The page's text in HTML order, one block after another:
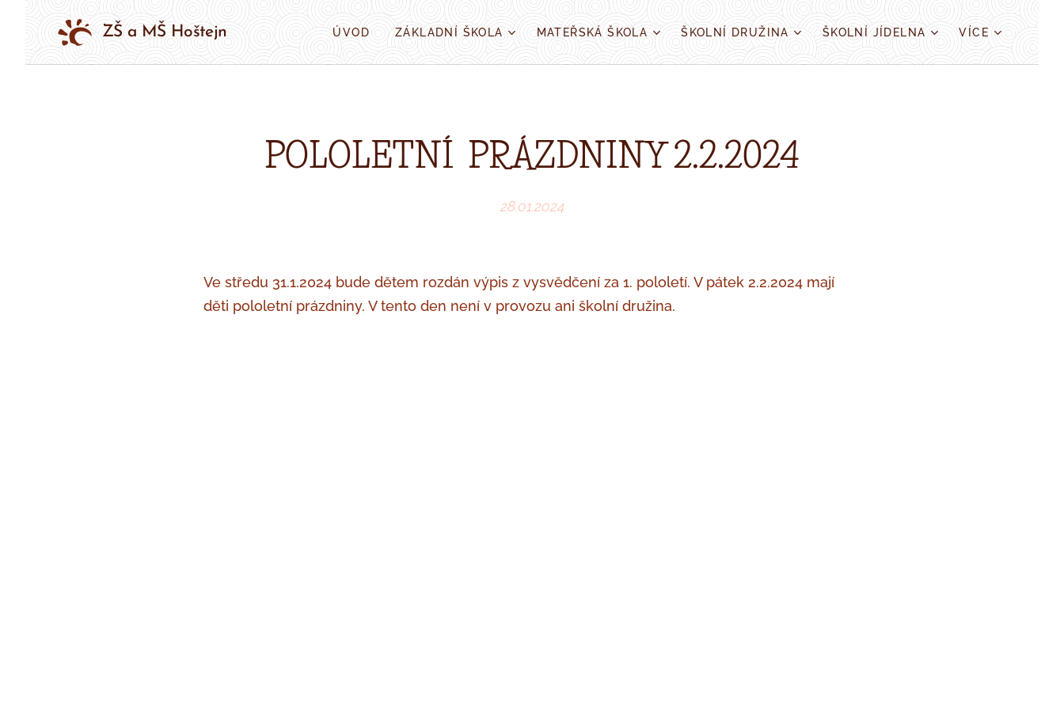
ZŠ a MŠ Hoštejn ÚVOD ZÁKLADNÍ ŠKOLA MATEŘSKÁ ŠKOLA ŠKOLNÍ DRUŽINA ŠKOLNÍ JÍDELNA VÍCE
POLOLETNÍ PRÁZDNINY 2.2.2024
28.01.2024
Ve středu 31.1.2024 bude dětem rozdán výpis z vysvědčení za 1. pololetí. V pátek 2.2.2024 mají
děti pololetní prázdniny. V tento den není v provozu ani školní družina.